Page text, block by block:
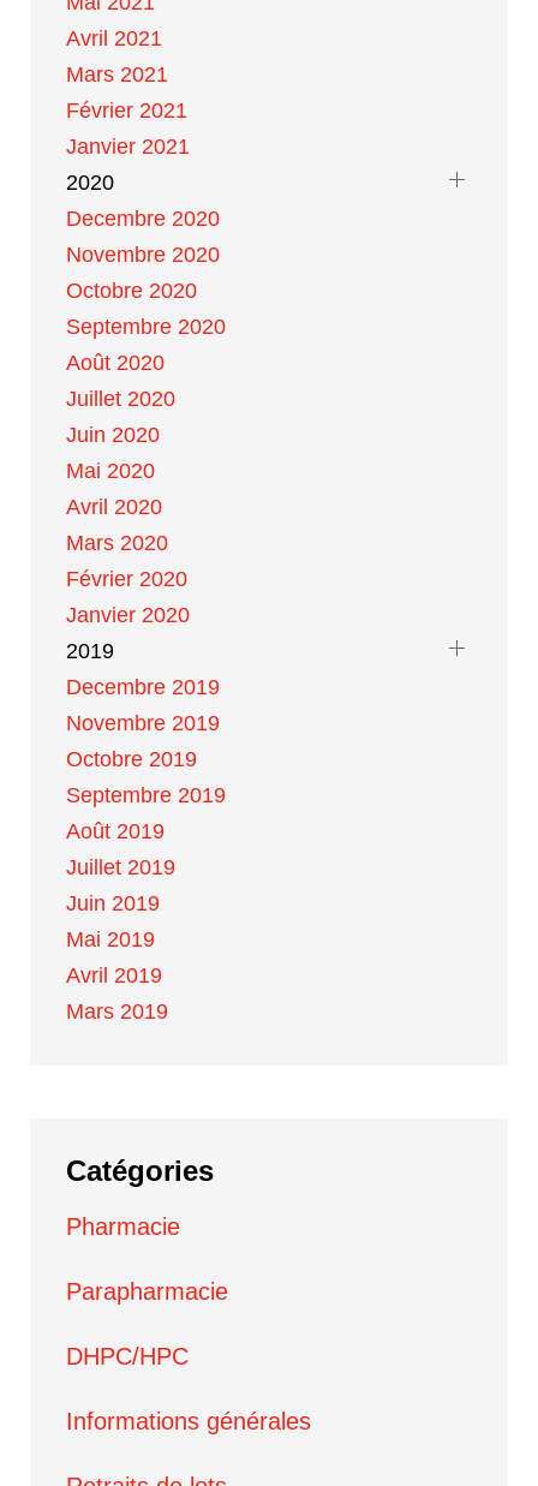
Avril 2021
Mars 2021
Février 2021
Janvier 2021
2020
Decembre 2020
Novembre 2020
Octobre 2020
Septembre 2020
Août 2020
Juillet 2020
Juin 2020
Mai 2020
Avril 2020
Mars 2020
Février 2020
Janvier 2020
2019
Decembre 2019
Novembre 2019
Octobre 2019
Septembre 2019
Août 2019
Juillet 2019
Juin 2019
Mai 2019
Avril 2019
Mars 2019
Catégories
Pharmacie
Parapharmacie
DHPC/HPC
Informations générales